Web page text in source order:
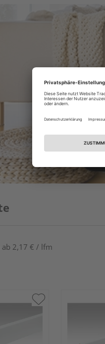
ab 2,17 € / lfm